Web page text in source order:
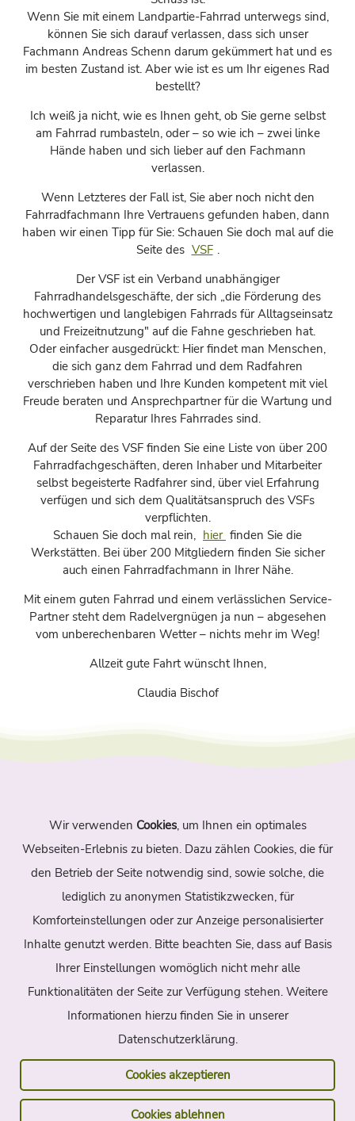
Wenn Sie mit einem Landpartie-Fahrrad unterwegs sind,
können Sie sich darauf verlassen, dass sich unser
Fachmann Andreas Schenn darum gekümmert hat und es
im besten Zustand ist. Aber wie ist es um Ihr eigenes Rad
bestellt?
Ich weiß ja nicht, wie es Ihnen geht, ob Sie gerne selbst
am Fahrrad rumbasteln, oder – so wie ich – zwei linke
Hände haben und sich lieber auf den Fachmann
verlassen.
Wenn Letzteres der Fall ist, Sie aber noch nicht den
Fahrradfachmann Ihre Vertrauens gefunden haben, dann
haben wir einen Tipp für Sie: Schauen Sie doch mal auf die
Seite des VSF .
Der VSF ist ein Verband unabhängiger
Fahrradhandelsgeschäfte, der sich „die Förderung des
hochwertigen und langlebigen Fahrrads für Alltagseinsatz
und Freizeitnutzung" auf die Fahne geschrieben hat.
Oder einfacher ausgedrückt: Hier findet man Menschen,
die sich ganz dem Fahrrad und dem Radfahren
verschrieben haben und Ihre Kunden kompetent mit viel
Freude beraten und Ansprechpartner für die Wartung und
Reparatur Ihres Fahrrades sind.
Auf der Seite des VSF finden Sie eine Liste von über 200
Fahrradfachgeschäften, deren Inhaber und Mitarbeiter
selbst begeisterte Radfahrer sind, über viel Erfahrung
verfügen und sich dem Qualitätsanspruch des VSFs
verpflichten.
Schauen Sie doch mal rein, hier finden Sie die
Werkstätten. Bei über 200 Mitgliedern finden Sie sicher
auch einen Fahrradfachmann in Ihrer Nähe.
Mit einem guten Fahrrad und einem verlässlichen Service-
Partner steht dem Radelvergnügen ja nun – abgesehen
vom unberechenbaren Wetter – nichts mehr im Weg!
Allzeit gute Fahrt wünscht Ihnen,
Claudia Bischof
Navigation
Home Themen Autoren
Sitemap Impressum Datenschutz
Partner
Die Landpartie Radreisen Frankreich
Radreisen Italien Havelradweg
Ostsee-Radweg
Wir verwenden Cookies, um Ihnen ein optimales
Webseiten-Erlebnis zu bieten. Dazu zählen Cookies, die für
den Betrieb der Seite notwendig sind, sowie solche, die
lediglich zu anonymen Statistikzwecken, für
Komforteinstellungen oder zur Anzeige personalisierter
Inhalte genutzt werden. Bitte beachten Sie, dass auf Basis
Ihrer Einstellungen womöglich nicht mehr alle
Funktionalitäten der Seite zur Verfügung stehen. Weitere
Informationen hierzu finden Sie in unserer
Datenschutzerklärung.
Cookies akzeptieren
Cookies ablehnen